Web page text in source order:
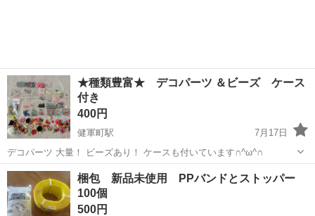
★種類豊富★ デコパーツ ＆ビーズ ケース
付き
400円
健軍町駅
7月17日
デコパーツ 大量！ ビーズあり！ ケースも付いています∩^ω^∩
熊本 上益城郡 健軍町駅 ラッピング用品 デコパーツ
梱包 新品未使用 PPバンドとストッパー
100個
500円